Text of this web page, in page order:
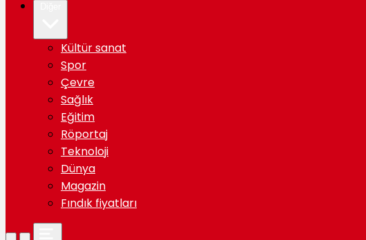
Kültür sanat
Spor
Çevre
Sağlık
Eğitim
Röportaj
Teknoloji
Dünya
Magazin
Fındık fiyatları